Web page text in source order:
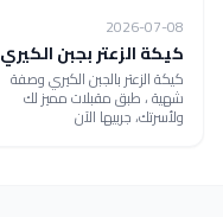
2026-07-08
كيكة الزعتر بجبن الكيري
كيكة الزعتر بالجبن الكيري وصفة
شهية ، طبق مقبلات مميز لك
ولأسرتك، جربيها الآن